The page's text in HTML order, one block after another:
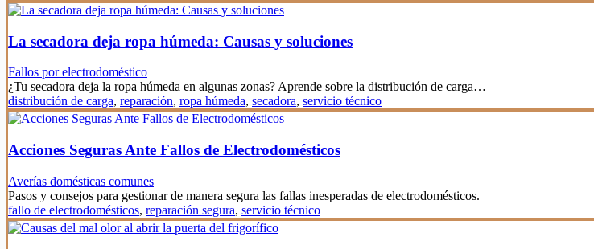
La secadora deja ropa húmeda: Causas y soluciones
Fallos por electrodoméstico
¿Tu secadora deja la ropa húmeda en algunas zonas? Aprende sobre la distribución de carga…
distribución de carga, reparación, ropa húmeda, secadora, servicio técnico
Acciones Seguras Ante Fallos de Electrodomésticos
Averías domésticas comunes
Pasos y consejos para gestionar de manera segura las fallas inesperadas de electrodomésticos.
fallo de electrodomésticos, reparación segura, servicio técnico